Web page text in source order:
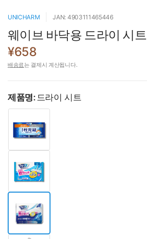
UNICHARM JAN: 4903111465446
웨이브 바닥용 드라이 시트
¥658
배송료는 결제시 계산됩니다.
제품명: 드라이 시트